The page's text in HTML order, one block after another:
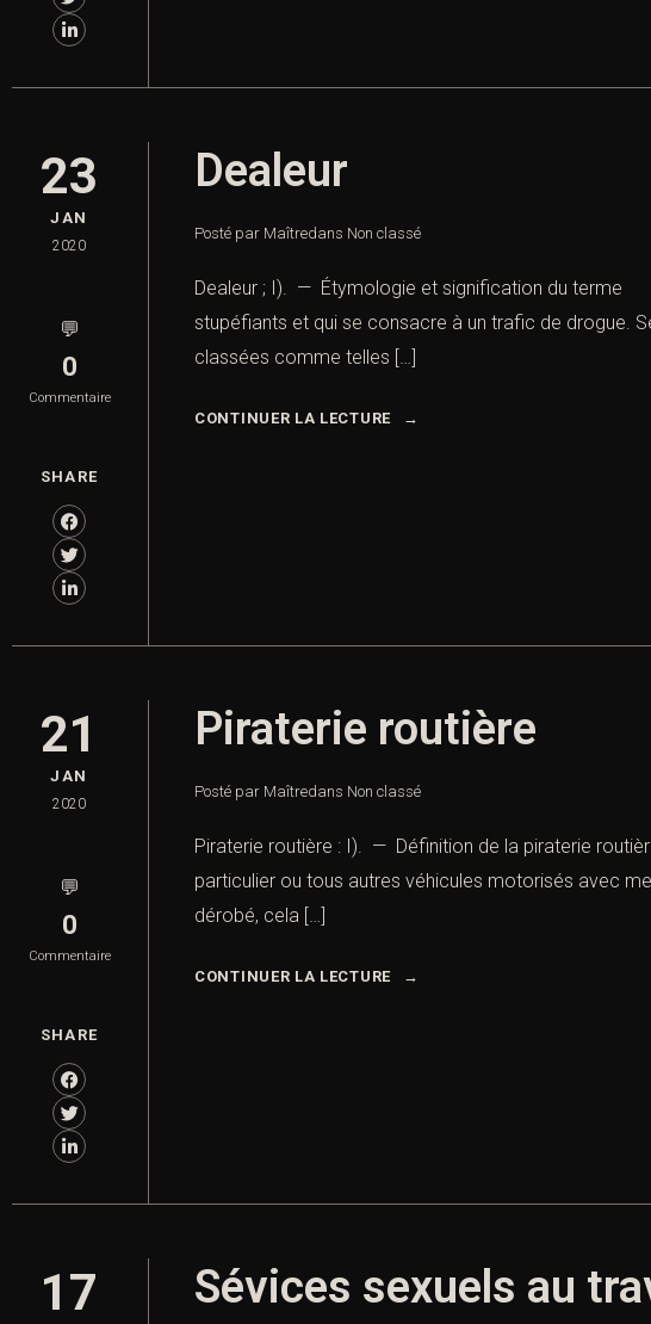
23
JAN
2020
💬
0
Commentaire
SHARE
Dealeur
Posté par Maîtredans Non classé
Dealeur ; I). — Étymologie et signification du terme
stupéfiants et qui se consacre à un trafic de drogue.
classées comme telles […]
CONTINUER LA LECTURE
21
JAN
2020
💬
0
Commentaire
SHARE
Piraterie routière
Posté par Maîtredans Non classé
Piraterie routière : I). — Définition de la piraterie
particulier ou tous autres véhicules motorisés avec
dérobé, cela […]
CONTINUER LA LECTURE
17 Sévices sexuels au